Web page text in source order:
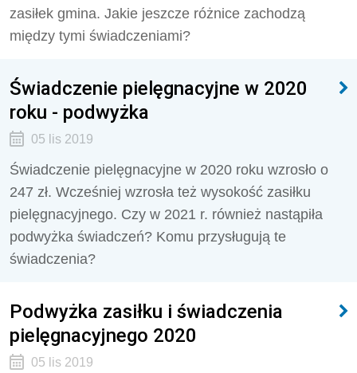
zasiłek gmina. Jakie jeszcze różnice zachodzą
między tymi świadczeniami?
Świadczenie pielęgnacyjne w 2020
roku - podwyżka
05 lis 2019
Świadczenie pielęgnacyjne w 2020 roku wzrosło o
247 zł. Wcześniej wzrosła też wysokość zasiłku
pielęgnacyjnego. Czy w 2021 r. również nastąpiła
podwyżka świadczeń? Komu przysługują te
świadczenia?
Podwyżka zasiłku i świadczenia
pielęgnacyjnego 2020
05 lis 2019